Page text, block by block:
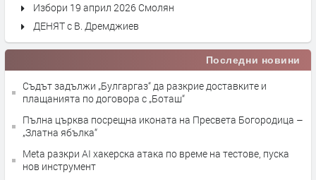
Избори 19 април 2026 Смолян
ДЕНЯТ с В. Дремджиев
Последни новини
Съдът задължи „Булгаргаз“ да разкрие доставките и
плащанията по договора с „Боташ“
Пълна църква посрещна иконата на Пресвета Богородица –
„Златна ябълка“
Meta разкри AI хакерска атака по време на тестове, пуска
нов инструмент